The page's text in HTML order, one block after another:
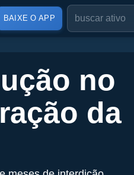
BAIXE O APP
no
da